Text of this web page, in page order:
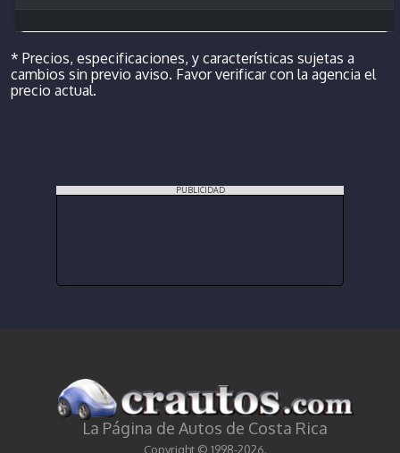
* Precios, especificaciones, y características sujetas a
cambios sin previo aviso. Favor verificar con la agencia el
precio actual.
PUBLICIDAD
La Página de Autos de Costa Rica
Copyright © 1998-2026.